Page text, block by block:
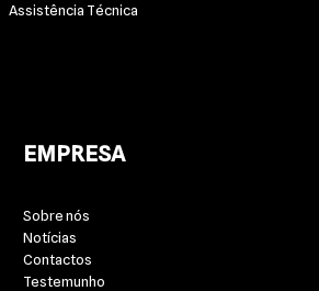
Assistência Técnica
EMPRESA
Sobre nós
Notícias
Contactos
Testemunho